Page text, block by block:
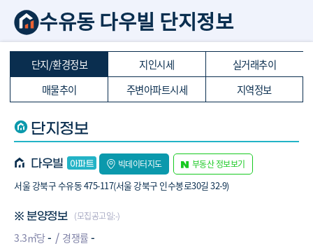
수유동 다우빌 단지정보
단지/환경정보 지인시세
실거래추이
매물추이
주변아파트시세 지역정보
단지정보
다우빌 빅데이터지도 부동산 정보보기
서울 강북구 수유동 475-117(서울 강북구 인수봉로30길 32-9)
※ 분양정보 (모집공고일:-)
3.3㎡당- 경쟁률 -